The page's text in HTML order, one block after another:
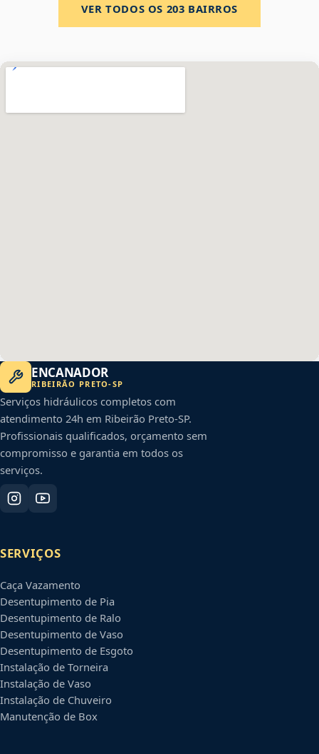
VER TODOS OS 203 BAIRROS
ENCANADOR
RIBEIRÃO PRETO-SP
Serviços hidráulicos completos com
atendimento 24h em Ribeirão Preto-SP.
Profissionais qualificados, orçamento sem
compromisso e garantia em todos os
serviços.
SERVIÇOS
Caça Vazamento
Desentupimento de Pia
Desentupimento de Ralo
Desentupimento de Vaso
Desentupimento de Esgoto
Instalação de Torneira
Instalação de Vaso
Instalação de Chuveiro
Manutenção de Box